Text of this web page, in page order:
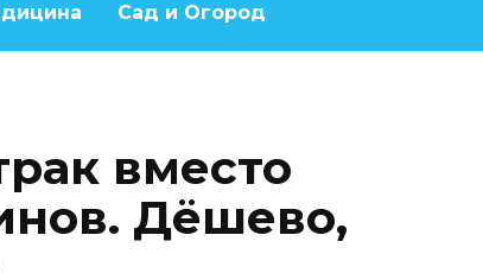
Сад и Огород
вместо
Дёшево,